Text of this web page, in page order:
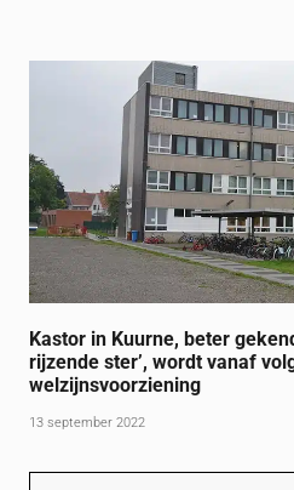
Kastor in Kuurne, beter
rijzende ster’, wordt vanaf
welzijnsvoorziening
13 september 2022